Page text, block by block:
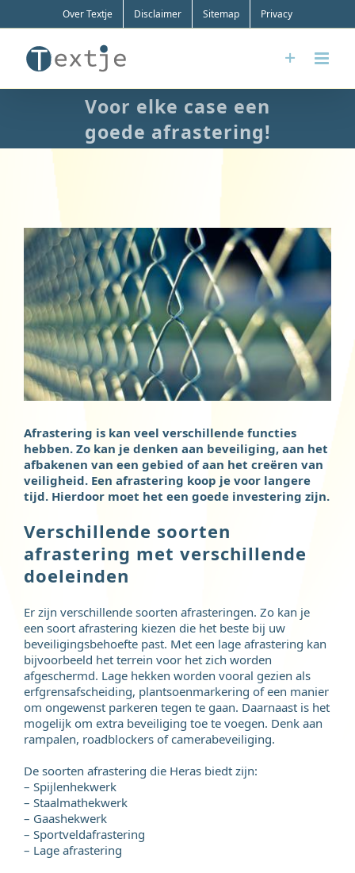
Over Textje Disclaimer Sitemap Privacy
Voor elke case een
goede afrastering!
Bekijk
grotere
afbeelding
Afrastering is kan veel verschillende functies
hebben. Zo kan je denken aan beveiliging, aan het
afbakenen van een gebied of aan het creëren van
veiligheid. Een afrastering koop je voor langere
tijd. Hierdoor moet het een goede investering zijn.
Verschillende soorten
afrastering met verschillende
doeleinden
Er zijn verschillende soorten afrasteringen. Zo kan je
een soort afrastering kiezen die het beste bij uw
beveiligingsbehoefte past. Met een lage afrastering kan
bijvoorbeeld het terrein voor het zich worden
afgeschermd. Lage hekken worden vooral gezien als
erfgrensafscheiding, plantsoenmarkering of een manier
om ongewenst parkeren tegen te gaan. Daarnaast is het
mogelijk om extra beveiliging toe te voegen. Denk aan
rampalen, roadblockers of camerabeveiliging.
De soorten afrastering die Heras biedt zijn:
– Spijlenhekwerk
– Staalmathekwerk
– Gaashekwerk
– Sportveldafrastering
– Lage afrastering